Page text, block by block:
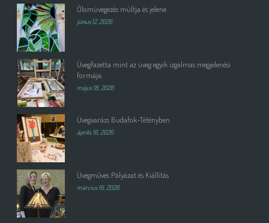
Ólomüvegezés múltja és jelene
június 12, 2026
Üvegfazetta mint az üveg egyik izgalmas megjelenési
formája.
május 18, 2026
Üvegvarázs Budafok-Tétényben
április 16, 2026
Üvegműves Pályázat és Kiállítás
március 16, 2026